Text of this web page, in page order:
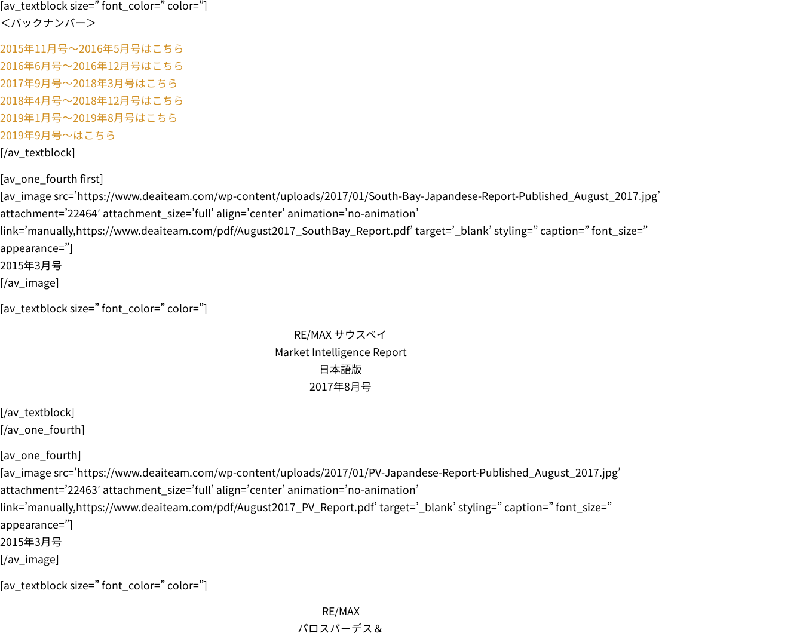
[av_textblock size=” font_color=” color=”]
＜バックナンバー＞
2015年11月号〜2016年5月号はこちら
2016年6月号〜2016年12月号はこちら
2017年9月号〜2018年3月号はこちら
2018年4月号〜2018年12月号はこちら
2019年1月号〜2019年8月号はこちら
2019年9月号〜はこちら
[/av_textblock]
[av_one_fourth first]
[av_image src=’https://www.deaiteam.com/wp-content/uploads/2017/01/South-Bay-Japandese-Report-Published_August_2017.jpg’
attachment=’22464′ attachment_size=’full’ align=’center’ animation=’no-animation’
link=’manually,https://www.deaiteam.com/pdf/August2017_SouthBay_Report.pdf’ target=’_blank’ styling=” caption=” font_size=”
appearance=”]
2015年3月号
[/av_image]
[av_textblock size=” font_color=” color=”]
RE/MAX サウスベイ
Market Intelligence Report
日本語版
2017年8月号
[/av_textblock]
[/av_one_fourth]
[av_one_fourth]
[av_image src=’https://www.deaiteam.com/wp-content/uploads/2017/01/PV-Japandese-Report-Published_August_2017.jpg’
attachment=’22463′ attachment_size=’full’ align=’center’ animation=’no-animation’
link=’manually,https://www.deaiteam.com/pdf/August2017_PV_Report.pdf’ target=’_blank’ styling=” caption=” font_size=”
appearance=”]
2015年3月号
[/av_image]
[av_textblock size=” font_color=” color=”]
RE/MAX
パロスバーデス＆